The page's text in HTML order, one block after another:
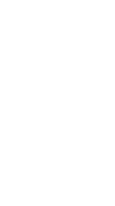
oder zu reduzieren.